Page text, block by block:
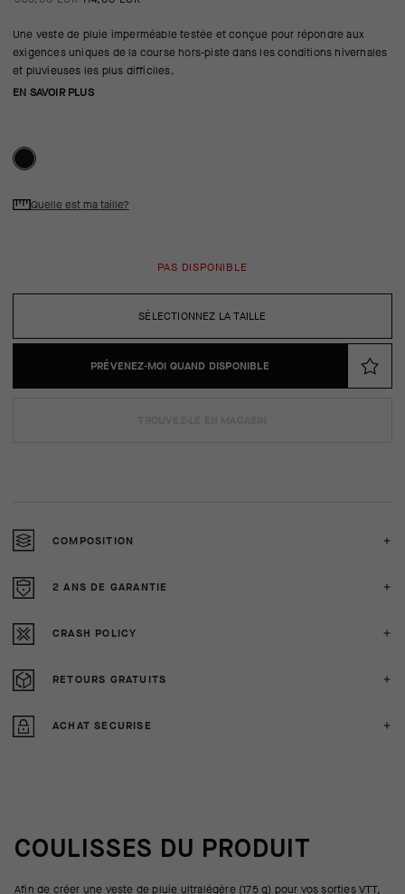
Une veste de pluie imperméable testée et conçue pour répondre aux
exigences uniques de la course hors-piste dans les conditions hivernales
et pluvieuses les plus difficiles.
EN SAVOIR PLUS
SÉLECTIONNEZ LA TAILLE
Quelle est ma taille?
PAS DISPONIBLE
PRÉVENEZ-MOI QUAND DISPONIBLE
COMPOSITION
2 ANS DE GARANTIE
CRASH POLICY
RETOURS GRATUITS
ACHAT SECURISE
COULISSES DU PRODUIT
Afin de créer une veste de pluie ultralégère (175 g) pour vos sorties VTT,